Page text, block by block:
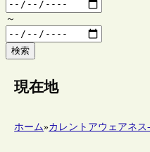
～
検索
現在地
ホーム»カレントアウェアネス